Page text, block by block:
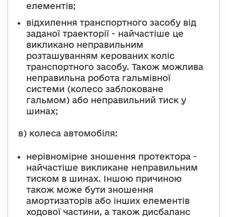
елементів;
відхилення транспортного засобу від
заданої траекторії - найчастіше це
викликано неправильним
розташуванням керованих коліс
транспортного засобу. Також можлива
неправильна робота гальмівної
системи (колесо заблоковане
гальмом) або неправильний тиск у
шинах;
в) колеса автомобіля:
нерівномірне зношення протектора -
найчастіше викликане неправильним
тиском в шинах. Іншою причиною
також може бути зношення
амортизаторів або інших елементів
ходової частини, а також дисбаланс